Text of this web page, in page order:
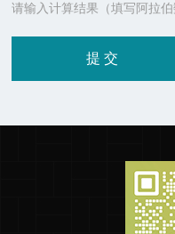
请输入计算结果（填写阿拉